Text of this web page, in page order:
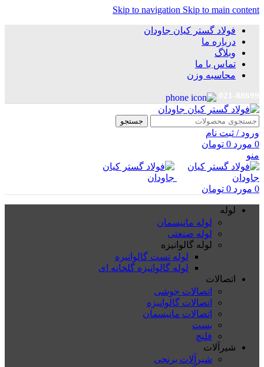
Skip to navigation Skip to main content
فولاد گستر کیان جاودان
درباره ما
وبلاگ
تماس با ما
محاسبه وزن
جستجو
ورود / ثبت نام
0 مورد 0 تومان
منو
0 مورد 0 تومان
لوله
لوله مانیسمان
لوله صنعتی
لوله گالوانیزه
لوله تست گالوانیزه
لوله گالوانیزه گلخانه ای
اتصالات
اتصالات جوشی
اتصالات گالوانیزه
اتصالات مانیسمان
بست
فلنچ
شیرآلات
شیرآلات برنجی